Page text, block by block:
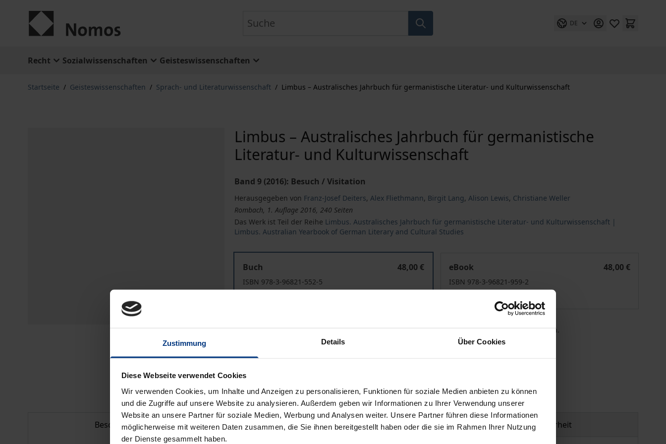
Zustimmung Details Über Cookies
Diese Webseite verwendet Cookies
Wir verwenden Cookies, um Inhalte und Anzeigen zu personalisieren, Funktionen für soziale Medien anbieten zu können
und die Zugriffe auf unsere Website zu analysieren. Außerdem geben wir Informationen zu Ihrer Verwendung unserer
Website an unsere Partner für soziale Medien, Werbung und Analysen weiter. Unsere Partner führen diese Informationen
möglicherweise mit weiteren Daten zusammen, die Sie ihnen bereitgestellt haben oder die sie im Rahmen Ihrer Nutzung
der Dienste gesammelt haben.
DE
Recht Sozialwissenschaften Geisteswissenschaften
Startseite / Geisteswissenschaften / Sprach- und Literaturwissenschaft / Limbus – Australisches Jahrbuch für germanistische Literatur- und Kulturwissenschaft
Limbus – Australisches Jahrbuch für germanistische
Literatur- und Kulturwissenschaft
Band 9 (2016): Besuch / Visitation
Herausgegeben von Franz-Josef Deiters,Alex Fliethmann, Birgit Lang,Alison Lewis, Christiane Weller
Rombach, 1. Auflage 2016, 240 Seiten
Das Werk ist Teil der Reihe Limbus. Australisches Jahrbuch für germanistische Literatur- und Kulturwissenschaft |
Limbus. Australian Yearbook of German Literary and Cultural Studies
Buch
48,00 €
ISBN 978-3-96821-552-5
eBook
48,00 €
ISBN 978-3-96821-959-2
Preisangaben inkl. MwSt. Abhängig von der Lieferadresse kann die MwSt. an der Kasse variieren.
In den Warenkorb
Hinweise zu Versandkosten
Beschreibung Bibliografische Angaben Produktsicherheit